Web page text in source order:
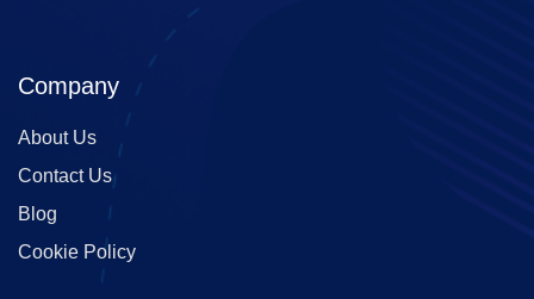
Company
About Us
Contact Us
Blog
Cookie Policy